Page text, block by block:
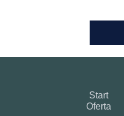
Start
Oferta